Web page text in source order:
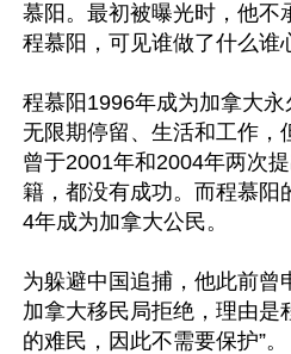
慕阳。最初被曝光时，他不
程慕阳，可见谁做了什么谁
程慕阳1996年成为加拿大
无限期停留、生活和工作，
曾于2001年和2004年两次
籍，都没有成功。而程慕阳
4年成为加拿大公民。
为躲避中国追捕，他此前曾
加拿大移民局拒绝，理由是
的难民，因此不需要保护”。